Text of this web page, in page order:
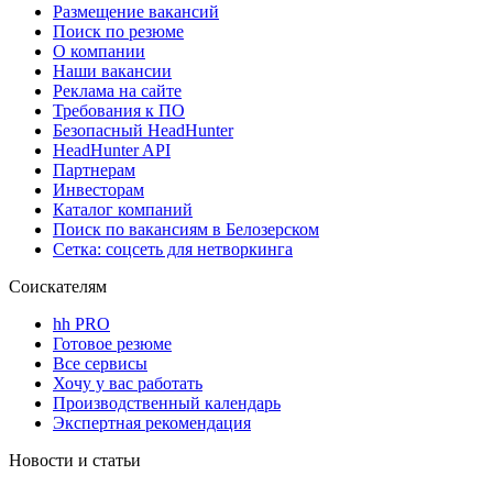
Размещение вакансий
Поиск по резюме
О компании
Наши вакансии
Реклама на сайте
Требования к ПО
Безопасный HeadHunter
HeadHunter API
Партнерам
Инвесторам
Каталог компаний
Поиск по вакансиям в Белозерском
Сетка: соцсеть для нетворкинга
Соискателям
hh PRO
Готовое резюме
Все сервисы
Хочу у вас работать
Производственный календарь
Экспертная рекомендация
Новости и статьи